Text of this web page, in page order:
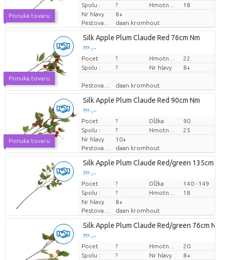
Ponuka tovaru
Spolu :
?
18
Nr hlavy
8+
daan kromhout
Ponuka tovaru
Silk Apple Plum Claude Red 76cm Nm
??? -,--
Cena za kus
Pocet ?
22
Spolu :
? Nr hlavy 8+
daan kromhout
Ponuka tovaru
Silk Apple Plum Claude Red 90cm Nm
??? -,--
Cena za kus
Pocet ? Dĺžka
90
Spolu :
?
25
Nr hlavy
10+
daan kromhout
Silk Apple Plum Claude Red/green 135cm Nm
??? -,--
Cena za kus
Pocet ? Dĺžka
140 - 149
Spolu :
?
18
Nr hlavy
8+
daan kromhout
Silk Apple Plum Claude Red/green 76cm Nm
??? -,--
Cena za kus
Pocet ?
20
Spolu :
? Nr hlavy 8+